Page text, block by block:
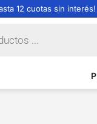
12 cuotas sin interés!